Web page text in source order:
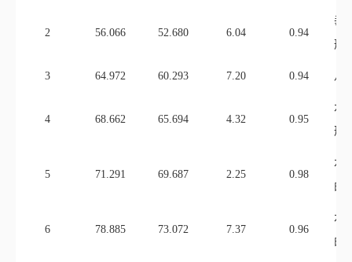
2 56.066 52.680 6.04 0.94
垂
形
3 64.972 60.293 7.20 0.94 八
4 68.662 65.694 4.32 0.95
水
形
5 71.291 69.687 2.25 0.98
水
曲
6 78.885 73.072 7.37 0.96
水
曲